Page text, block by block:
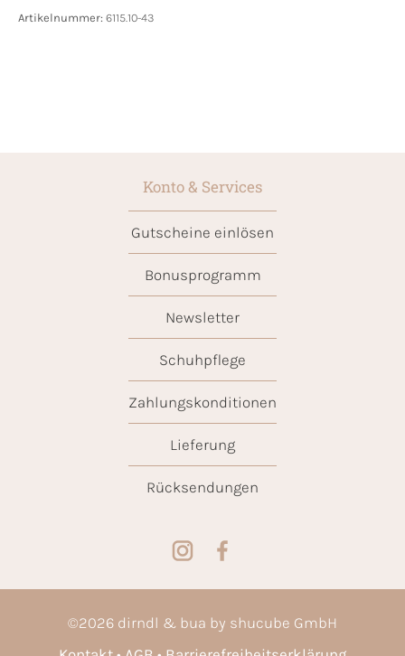
Artikelnummer: 6115.10-43
Konto & Services
Gutscheine einlösen
Bonusprogramm
Newsletter
Schuhpflege
Zahlungskonditionen
Lieferung
Rücksendungen
©2026 dirndl & bua by shucube GmbH